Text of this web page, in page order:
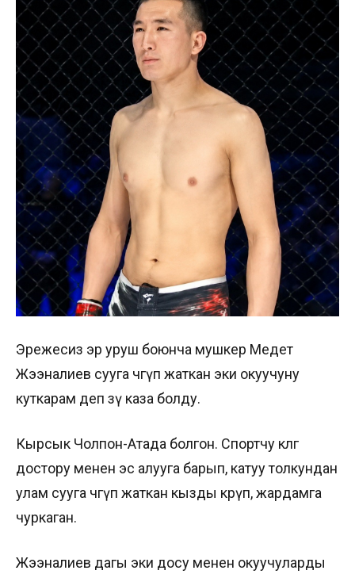
Эрежесиз эр уруш боюнча мушкер Медет
Жээналиев сууга чөгүп жаткан эки окуучуну
куткарам деп өзү каза болду.
Кырсык Чолпон-Атада болгон. Спортчу көлгө
достору менен эс алууга барып, катуу толкундан
улам сууга чөгүп жаткан кызды көрүп, жардамга
чуркаган.
Жээналиев дагы эки досу менен окуучуларды